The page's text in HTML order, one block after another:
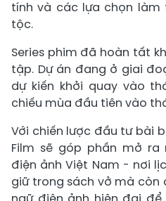
tính và các lựa chọn làm
tộc.
Series phim đã hoàn tất
tập. Dự án đang ở giai
dự kiến khởi quay vào
chiếu mùa đầu tiên vào
Với chiến lược đầu tư bài
Film sẽ góp phần mở
điện ảnh Việt Nam - nơi
giữ trong sách vở mà còn